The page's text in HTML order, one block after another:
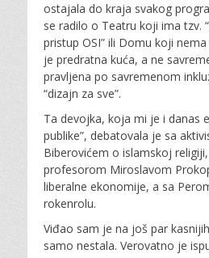
ostajala do kraja svakog
se radilo o Teatru koji ima tzv.
pristup OSI” ili Domu koji
je predratna kuća, a ne
pravljena po savremenom
“dizajn za sve”.
Ta devojka, koja mi je i danas
publike”, debatovala je sa
Biberovićem o islamskoj
profesorom Miroslavom
liberalne ekonomije, a sa
rokenrolu.
Viđao sam je na još par
samo nestala. Verovatno je